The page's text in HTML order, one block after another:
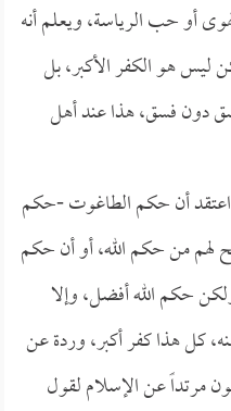
أو حب الرياسة، ويعلم أنه
ليس هو الكفر الأكبر، بل
دون فسق، هذا عند أهل
اعتقد أن حكم الطاغوت -حكم
لهم من حكم الله، أو أن حكم
حكم الله أفضل، وإلا
كل هذا كفر أكبر، وردة عن
مرتداً عن الإسلام لقول